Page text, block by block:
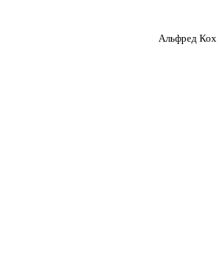
Альфред Кох